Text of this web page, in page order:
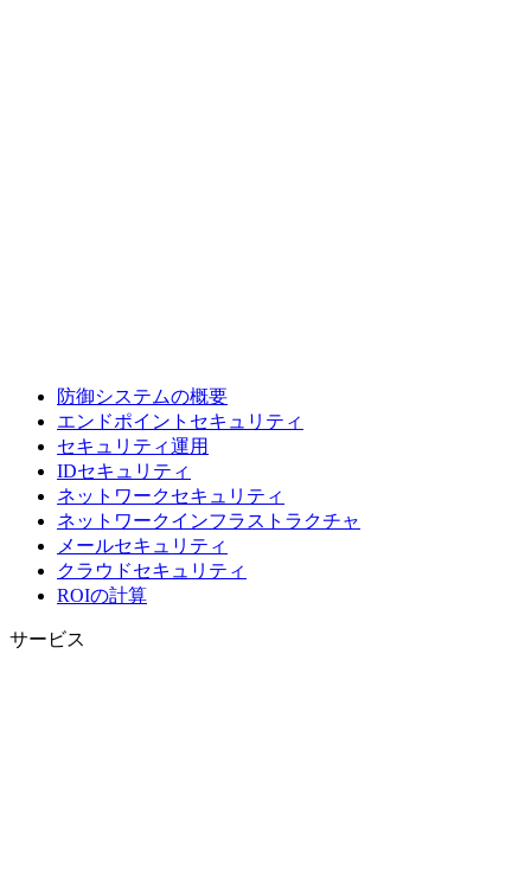
防御システムの概要
エンドポイントセキュリティ
セキュリティ運用
IDセキュリティ
ネットワークセキュリティ
ネットワークインフラストラクチャ
メールセキュリティ
クラウドセキュリティ
ROIの計算
サービス